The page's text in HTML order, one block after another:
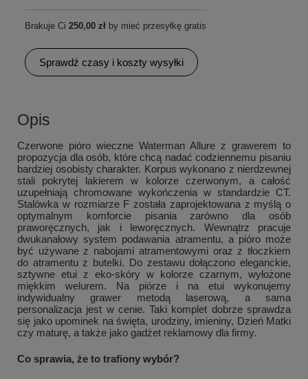
Brakuje Ci 250,00 zł by mieć przesyłkę gratis
Sprawdź czasy i koszty wysyłki
Opis
Czerwone pióro wieczne Waterman Allure z grawerem to
propozycja dla osób, które chcą nadać codziennemu pisaniu
bardziej osobisty charakter. Korpus wykonano z nierdzewnej
stali pokrytej lakierem w kolorze czerwonym, a całość
uzupełniają chromowane wykończenia w standardzie CT.
Stalówka w rozmiarze F została zaprojektowana z myślą o
optymalnym komforcie pisania zarówno dla osób
praworęcznych, jak i leworęcznych. Wewnątrz pracuje
dwukanałowy system podawania atramentu, a pióro może
być używane z nabojami atramentowymi oraz z tłoczkiem
do atramentu z butelki. Do zestawu dołączono eleganckie,
sztywne etui z eko-skóry w kolorze czarnym, wyłożone
miękkim welurem. Na piórze i na etui wykonujemy
indywidualny grawer metodą laserową, a sama
personalizacja jest w cenie. Taki komplet dobrze sprawdza
się jako upominek na święta, urodziny, imieniny, Dzień Matki
czy maturę, a także jako gadżet reklamowy dla firmy.
Co sprawia, że to trafiony wybór?